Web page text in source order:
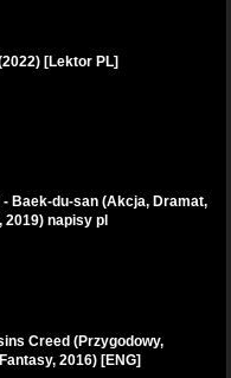
[Lektor PL]
Baek-du-san (Akcja, Dramat,
2019) napisy pl
Creed (Przygodowy,
2016) [ENG]